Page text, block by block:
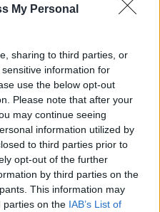
My Personal
sharing to third parties, or
information for
use the below opt-out
Please note that after your
may continue seeing
information utilized by
to third parties prior to
opt-out of the further
by third parties on the
This information may
parties on the IAB’s List of
své produkce vyváží.
už dnes dražší než její
matky.
reklama